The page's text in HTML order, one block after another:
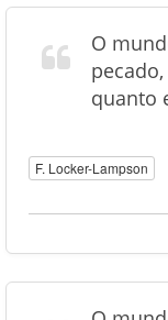
O
quanto
F. Locker-Lampson